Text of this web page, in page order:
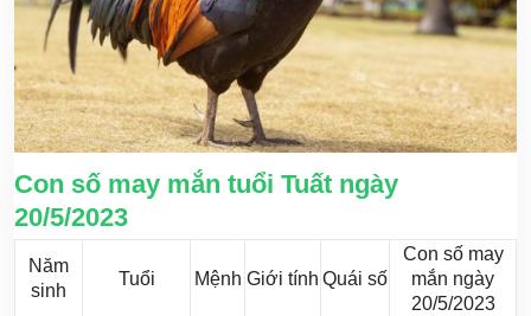
Con số may mắn tuổi Tuất ngày
20/5/2023
Năm
sinh
Tuổi Mệnh Giới tính Quái số
Con số may
mắn ngày
20/5/2023